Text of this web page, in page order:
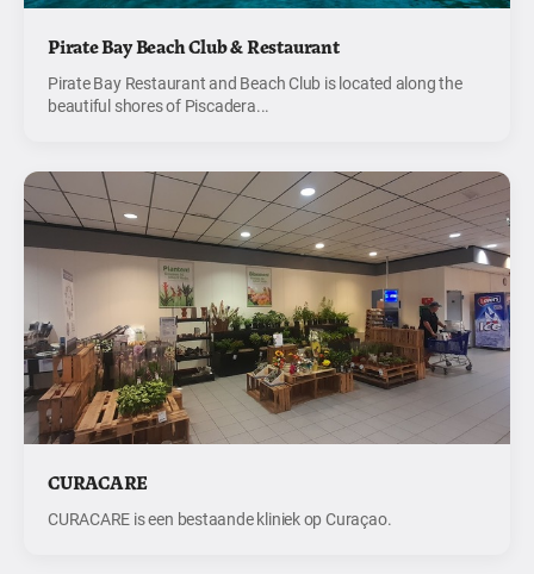
Pirate Bay Beach Club & Restaurant
Pirate Bay Restaurant and Beach Club is located along the
beautiful shores of Piscadera...
CURACARE
CURACARE is een bestaande kliniek op Curaçao.